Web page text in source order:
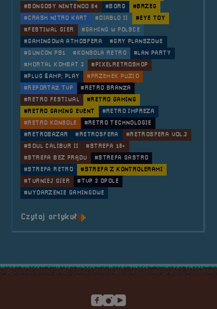
#BONGOSY NINTENDO 64
#BORG
#BRZEG
#CRASH NITRO KART
#DIABLO II
#EYE TOY
#FESTIWAL GIER
#GAMING W POLSCE
#GAMINGOWA ATMOSFERA
#GRY PLANSZOWE
#GUNCON PS1
#KONSOLA RETRO
#LAN PARTY
#MORTAL KOMBAT 2
#PIXELRETROSHOP
#PLUG &AMP; PLAY
#PRZEMEK PUZIO
#REPORTAŻ TVP
#RETRO BRANŻA
#RETRO FESTIWAL
#RETRO GAMING
#RETRO GAMING EVENT
#RETRO IMPREZA
#RETRO KONSOLE
#RETRO TECHNOLOGIE
#RETROBAZAR
#RETROSFERA
#RETROSFERA VOL.2
#SOUL CALIBUR II
#STREFA 18+
#STREFA BEZ PRĄDU
#STREFA GASTRO
#STREFA RETRO
#STREFA Z KONTROLERAMI
#TURNIEJ GIER
#TVP 3 OPOLE
#WYDARZENIE GAMINGOWE
Czytaj artykuło tytule 2018.09.21, 22 i 23